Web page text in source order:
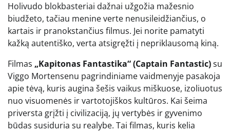
Holivudo blokbasteriai dažnai užgožia mažesnio
biudžeto, tačiau menine verte nenusileidžiančius, o
kartais ir pranokstančius filmus. Jei norite pamatyti
kažką autentiško, verta atsigręžti į nepriklausomą kiną.
Filmas „Kapitonas Fantastika“ (Captain Fantastic)su
Viggo Mortensenu pagrindiniame vaidmenyje pasakoja
apie tėvą, kuris augina šešis vaikus miškuose, izoliuotus
nuo visuomenės ir vartotojiškos kultūros. Kai šeima
priversta grįžti į civilizaciją, jų vertybės ir gyvenimo
būdas susiduria su realybe. Tai filmas, kuris kelia